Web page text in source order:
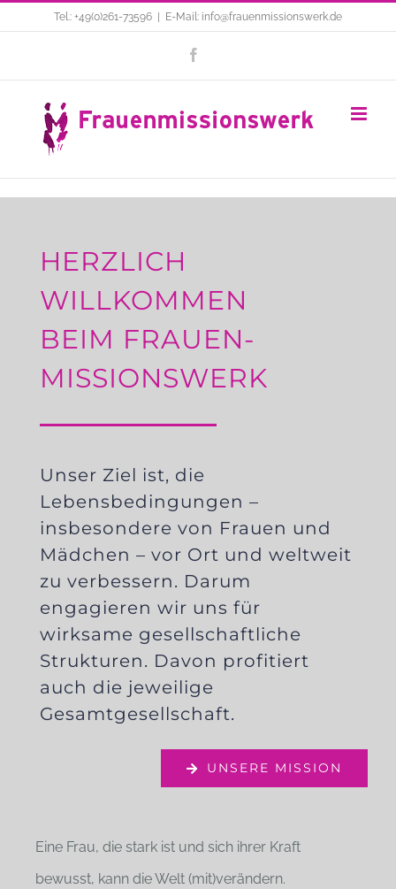
springen
Tel.: +49(0)261-73596 E-Mail: info@frauenmissionswerk.de
HERZLICH
WILLKOMMEN
BEIM FRAUEN-
MISSIONSWERK
Unser Ziel ist, die
Lebensbedingungen –
insbesondere von Frauen und
Mädchen – vor Ort und weltweit
zu verbessern. Darum
engagieren wir uns für
wirksame gesellschaftliche
Strukturen. Davon profitiert
auch die jeweilige
Gesamtgesellschaft.
UNSERE MISSION
Eine Frau, die stark ist und sich ihrer Kraft
bewusst, kann die Welt (mit)verändern.